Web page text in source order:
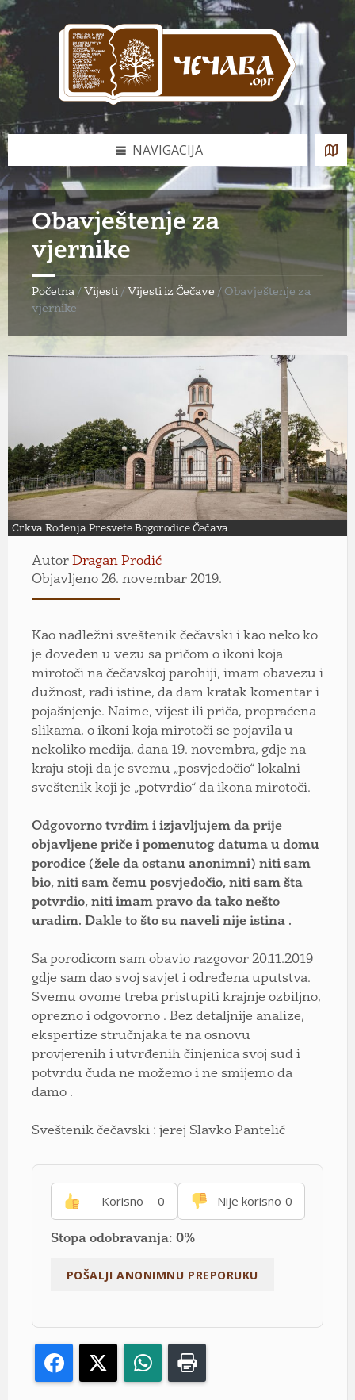
Skip
to
content
Skip
to
left
sidebar
Skip
to
footer
NAVIGACIJA
Obavještenje za
vjernike
Početna / Vijesti / Vijesti iz Čečave / Obavještenje za
vjernike
Crkva Rođenja Presvete Bogorodice Čečava
Autor Dragan Prodić
Objavljeno 26. novembar 2019.
Kao nadležni sveštenik čečavski i kao neko ko
je doveden u vezu sa pričom o ikoni koja
mirotoči na čečavskoj parohiji, imam obavezu i
dužnost, radi istine, da dam kratak komentar i
pojašnjenje. Naime, vijest ili priča, propraćena
slikama, o ikoni koja mirotoči se pojavila u
nekoliko medija, dana 19. novembra, gdje na
kraju stoji da je svemu „posvjedočio“ lokalni
sveštenik koji je „potvrdio“ da ikona mirotoči.
Odgovorno tvrdim i izjavljujem da prije
objavljene priče i pomenutog datuma u domu
porodice (žele da ostanu anonimni) niti sam
bio, niti sam čemu posvjedočio, niti sam šta
potvrdio, niti imam pravo da tako nešto
uradim. Dakle to što su naveli nije istina .
Sa porodicom sam obavio razgovor 20.11.2019
gdje sam dao svoj savjet i određena uputstva.
Svemu ovome treba pristupiti krajnje ozbiljno,
oprezno i odgovorno . Bez detaljnije analize,
ekspertize stručnjaka te na osnovu
provjerenih i utvrđenih činjenica svoj sud i
potvrdu čuda ne možemo i ne smijemo da
damo .
Sveštenik čečavski : jerej Slavko Pantelić
Korisno 0 Nije korisno 0
Stopa odobravanja: 0%
Facebook WhatsApp